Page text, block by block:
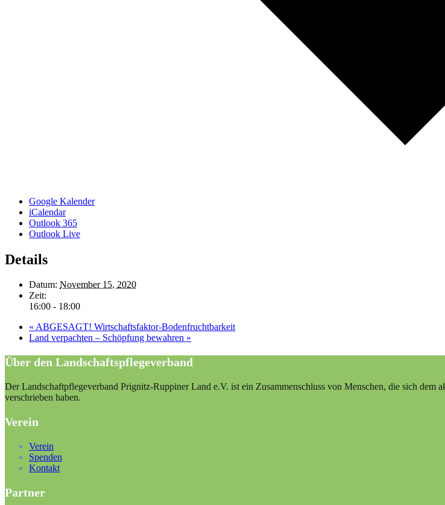
Google Kalender
iCalendar
Outlook 365
Outlook Live
Details
Datum: November 15, 2020
Zeit:
16:00 - 18:00
« ABGESAGT! Wirtschaftsfaktor-Bodenfruchtbarkeit
Land verpachten – Schöpfung bewahren »
Über den Landschaftspflegeverband
Der Landschaftpflegeverband Prignitz-Ruppiner Land e.V. ist ein Zusammenschluss von Menschen, die sich
verschrieben haben.
Verein
Verein
Spenden
Kontakt
Partner